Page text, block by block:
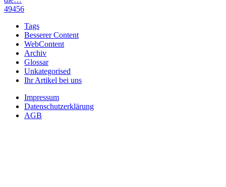
49456
Tags
Besserer Content
WebContent
Archiv
Glossar
Unkategorised
Ihr Artikel bei uns
Impressum
Datenschutzerklärung
AGB